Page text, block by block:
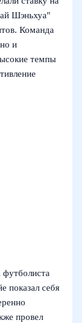
Шэньхуа"
Команда
и
темпы
футболиста
показал себя
провел